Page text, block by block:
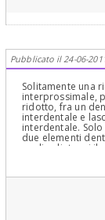
Pubblicato il 24-06-
Solitamente una
interprossimale,
ridotto, fra un
interdentale e
interdentale.
due elementi
negli splintaggi
ma rimane
otturazioni che
solitamente non
la ricostruzione,